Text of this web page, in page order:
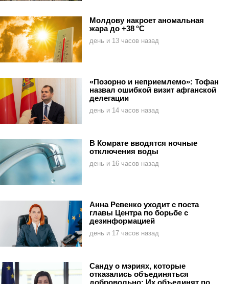
Молдову накроет аномальная
жара до +38 °C
день и 13 часов назад
«Позорно и неприемлемо»: Тофан
назвал ошибкой визит афганской
делегации
день и 14 часов назад
В Комрате вводятся ночные
отключения воды
день и 16 часов назад
Анна Ревенко уходит с поста
главы Центра по борьбе с
дезинформацией
день и 17 часов назад
Санду о мэриях, которые
отказались объединяться
добровольно: Их объединят по